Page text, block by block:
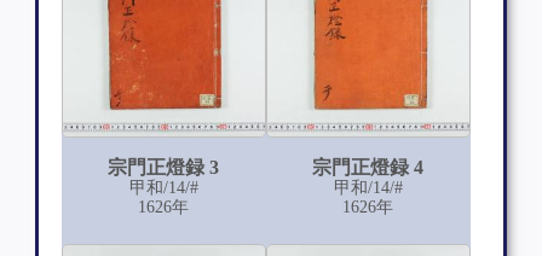
宗門正燈録 3
甲和/14/#
1626年
宗門正燈録 4
甲和/14/#
1626年